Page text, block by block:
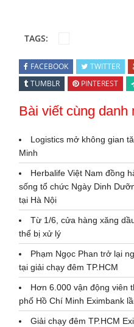
TAGS:
FACEBOOK TWITTER
TUMBLR
PINTEREST
Bài viết cùng danh
Logistics mở không gian
Minh
Herbalife Việt Nam đồng
sống tổ chức Ngày Dinh
tại Hà Nội
Từ 1/6, cửa hàng xăng
thể bị xử lý
Phạm Ngọc Phan trở lại
tại giải chạy đêm TP.HCM
Hơn 6.000 vận động viên
phố Hồ Chí Minh Eximbank
Giải chạy đêm TP.HCM